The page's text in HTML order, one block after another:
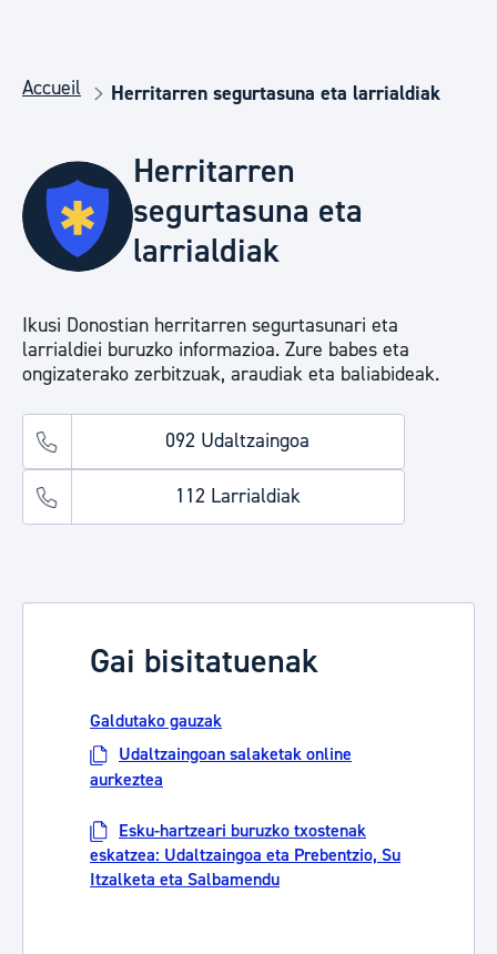
Accueil Herritarren segurtasuna eta larrialdiak
Herritarren
segurtasuna eta
larrialdiak
Ikusi Donostian herritarren segurtasunari eta
larrialdiei buruzko informazioa. Zure babes eta
ongizaterako zerbitzuak, araudiak eta baliabideak.
092 Udaltzaingoa
112 Larrialdiak
Gai bisitatuenak
Galdutako gauzak
Udaltzaingoan salaketak online
aurkeztea
Esku-hartzeari buruzko txostenak
eskatzea: Udaltzaingoa eta Prebentzio, Su
Itzalketa eta Salbamendu